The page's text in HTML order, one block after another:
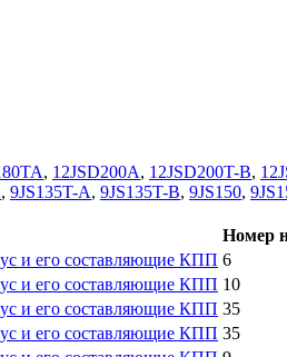
, 12JSD200A, 12JSD200T-B,
, 9JS135T-A, 9JS135T-B, 9JS150,
Номер
и его составляющие КПП 6
и его составляющие КПП 10
и его составляющие КПП 35
и его составляющие КПП 35